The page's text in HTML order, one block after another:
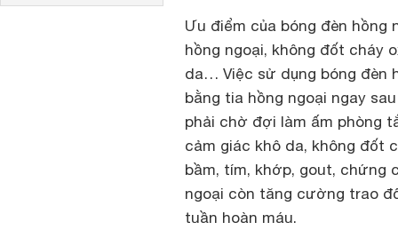
Ưu điểm của bóng đèn hồng
hồng ngoại, không đốt cháy
da… Việc sử dụng bóng đèn
bằng tia hồng ngoại ngay
phải chờ đợi làm ấm phòng
cảm giác khô da, không đốt
bầm, tím, khớp, gout, chứng
ngoại còn tăng cường trao
tuần hoàn máu.